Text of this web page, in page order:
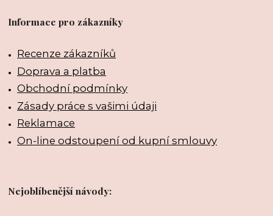
Informace pro zákazníky
Recenze zákazníků
Doprava a platba
Obchodní podmínky
Zásady práce s vašimi údaji
Reklamace
On-line odstoupení od kupní smlouvy
Nejoblíbenější návody: